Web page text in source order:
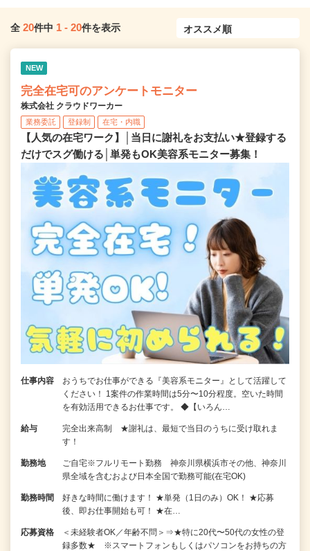
全 20件中 1 - 20件を表示
NEW
完全在宅可のアンケートモニター
株式会社 クラウドワーカー
業務委託 登録制 在宅・内職
【人気の在宅ワーク】│当日に謝礼をお支払い★登録する
だけでスグ働ける│単発もOK美容系モニター募集！
仕事内容
おうちでお仕事ができる『美容系モニター』として活躍して
ください！ 1案件の作業時間は5分〜10分程度。空いた時間
を有効活用できるお仕事です。 ◆【いろん…
給与
完全出来高制 ★謝礼は、最短で当日のうちに受け取れま
す！
勤務地
ご自宅※フルリモート勤務 神奈川県横浜市その他、神奈川
県全域を含むおよび日本全国で勤務可能(在宅OK)
勤務時間
好きな時間に働けます！ ★単発（1日のみ）OK！ ★応募
後、即お仕事開始も可！ ★在…
応募資格
＜未経験者OK／年齢不問＞⇒★特に20代〜50代の女性の登
録多数★ ※スマートフォンもしくはパソコンをお持ちの方